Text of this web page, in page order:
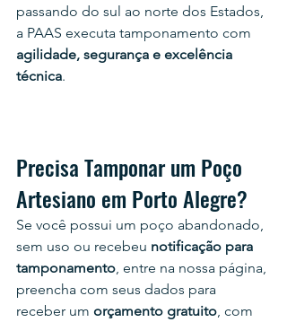
passando do sul ao norte dos Estados,
a PAAS executa tamponamento com
agilidade, segurança e excelência
técnica.
Precisa Tamponar um Poço
Artesiano em Porto Alegre?
Se você possui um poço abandonado,
sem uso ou recebeu notificação para
tamponamento, entre na nossa página,
preencha com seus dados para
receber um orçamento gratuito, com